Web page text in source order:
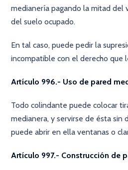
medianería pagando la mitad del
del suelo ocupado.
En tal caso, puede pedir la
incompatible con el derecho que
Artículo 996.- Uso de pared
Todo colindante puede colocar
medianera, y servirse de ésta sin
puede abrir en ella ventanas o
Artículo 997.- Construcción de